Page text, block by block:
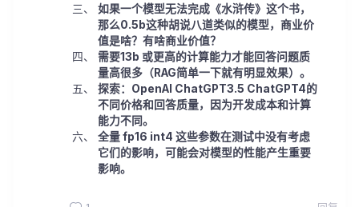
如果一个模型无法完成《水浒传》这个书，
那么0.5b这种胡说八道类似的模型，商业价
值是啥？有啥商业价值？
需要13b 或更高的计算能力才能回答问题质
量高很多（RAG简单一下就有明显效果）。
探索：OpenAI ChatGPT3.5 ChatGPT4的
不同价格和回答质量，因为开发成本和计算
能力不同。
全量 fp16 int4 这些参数在测试中没有考虑
它们的影响，可能会对模型的性能产生重要
影响。